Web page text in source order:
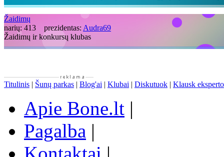
Žaidimų
narių: 413 prezidentas: Audra69
Žaidimų ir konkursų klubas
Titulinis | Šunų parkas | Blog'ai | Klubai | Diskutuok | Klausk eksperto
Apie Bone.lt |
Pagalba |